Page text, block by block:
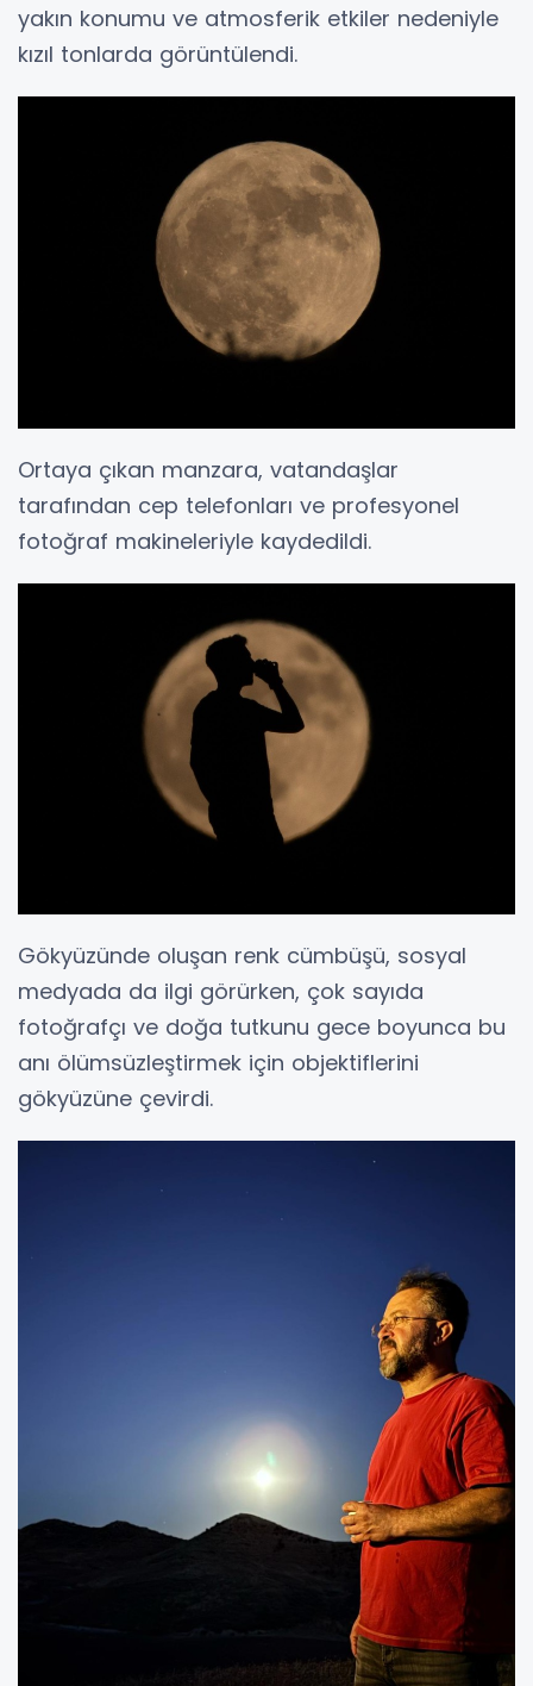
yakın konumu ve atmosferik etkiler nedeniyle
kızıl tonlarda görüntülendi.
Ortaya çıkan manzara, vatandaşlar
tarafından cep telefonları ve profesyonel
fotoğraf makineleriyle kaydedildi.
Gökyüzünde oluşan renk cümbüşü, sosyal
medyada da ilgi görürken, çok sayıda
fotoğrafçı ve doğa tutkunu gece boyunca bu
anı ölümsüzleştirmek için objektiflerini
gökyüzüne çevirdi.